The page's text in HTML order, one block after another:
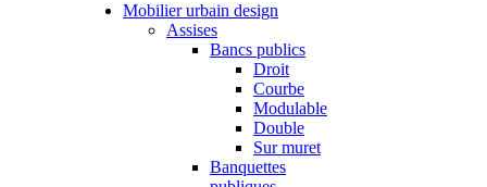
Mobilier urbain design
Assises
Bancs publics
Droit
Courbe
Modulable
Double
Sur muret
Banquettes